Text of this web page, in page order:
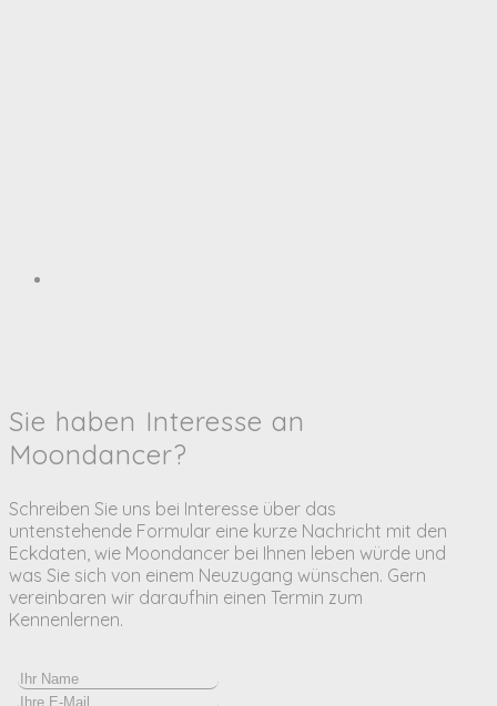
Sie haben Interesse an
Moondancer?
Schreiben Sie uns bei Interesse über das
untenstehende Formular eine kurze Nachricht mit den
Eckdaten, wie Moondancer bei Ihnen leben würde und
was Sie sich von einem Neuzugang wünschen. Gern
vereinbaren wir daraufhin einen Termin zum
Kennenlernen.